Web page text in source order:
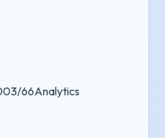
66Analytics